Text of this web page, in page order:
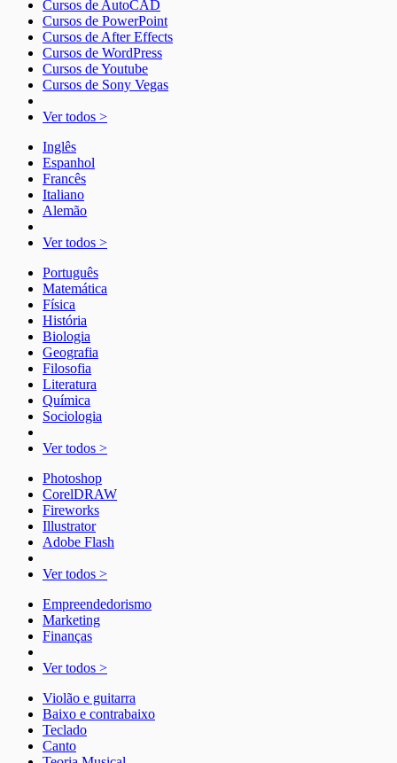
Cursos de AutoCAD
Cursos de PowerPoint
Cursos de After Effects
Cursos de WordPress
Cursos de Youtube
Cursos de Sony Vegas
Ver todos >
Inglês
Espanhol
Francês
Italiano
Alemão
Ver todos >
Português
Matemática
Física
História
Biologia
Geografia
Filosofia
Literatura
Química
Sociologia
Ver todos >
Photoshop
CorelDRAW
Fireworks
Illustrator
Adobe Flash
Ver todos >
Empreendedorismo
Marketing
Finanças
Ver todos >
Violão e guitarra
Baixo e contrabaixo
Teclado
Canto